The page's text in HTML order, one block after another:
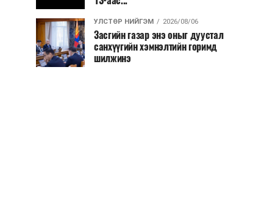
УЛСТӨР НИЙГЭМ 2026/08/06
Засгийн газар энэ оныг дуустал
санхүүгийн хэмнэлтийн горимд
шилжинэ